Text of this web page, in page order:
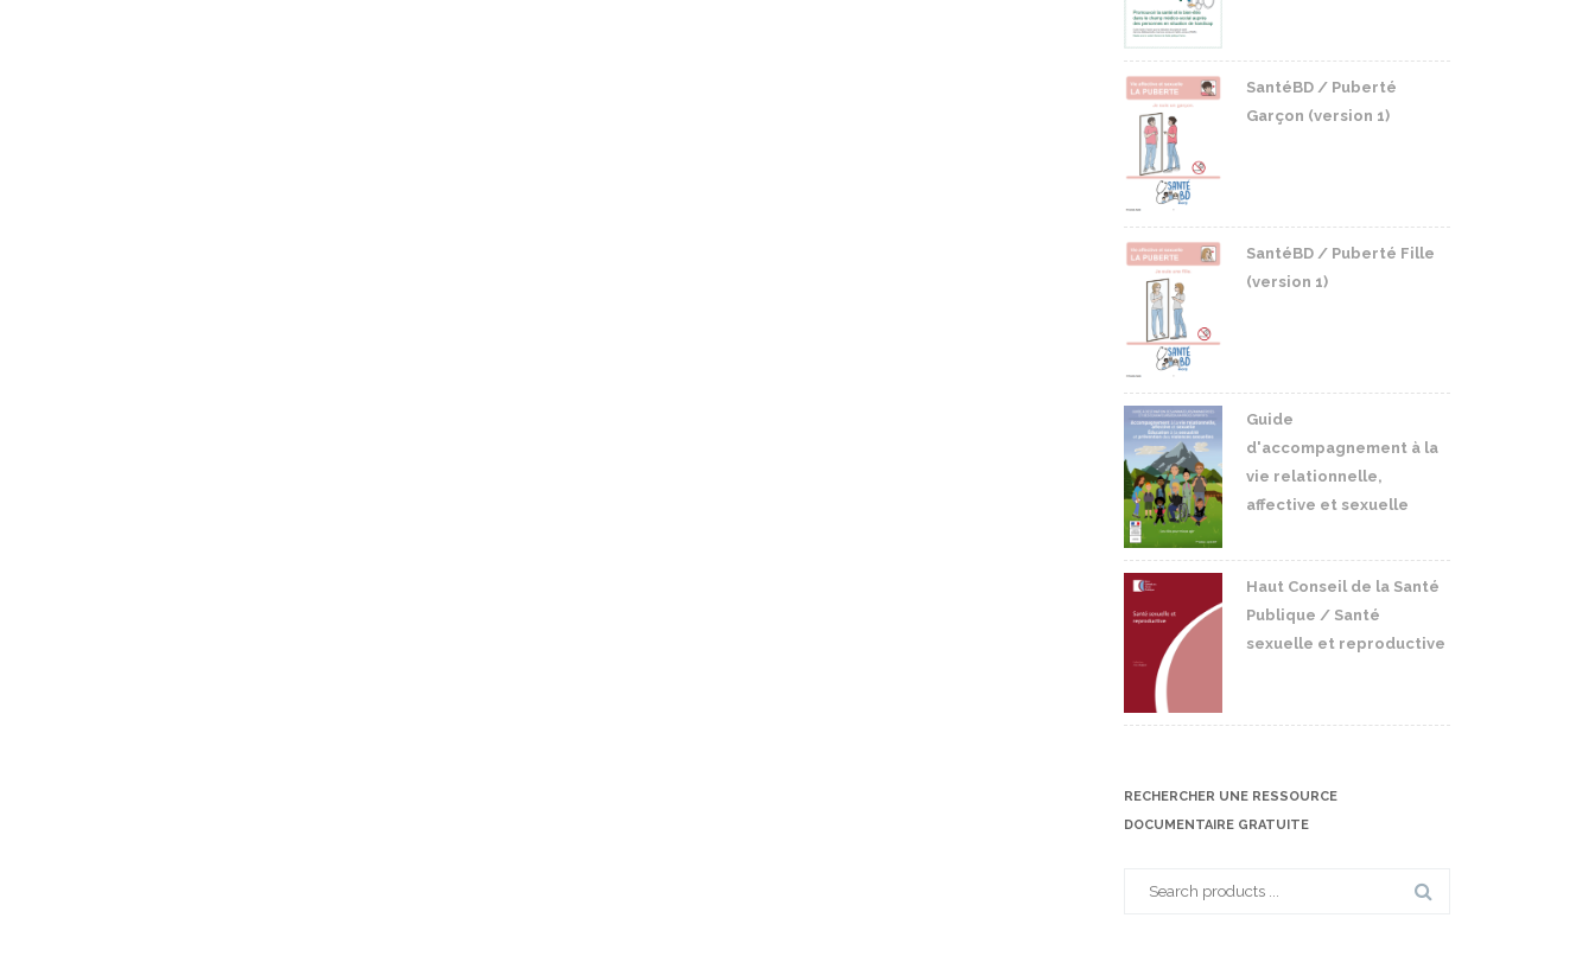
SantéBD / Puberté
Garçon (version 1)
SantéBD / Puberté Fille
(version 1)
Guide
d'accompagnement à la
vie relationnelle,
affective et sexuelle
Haut Conseil de la Santé
Publique / Santé
sexuelle et reproductive
RECHERCHER UNE RESSOURCE
DOCUMENTAIRE GRATUITE